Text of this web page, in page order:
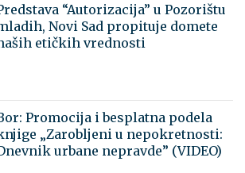
“Autorizacija” u Pozorištu
Novi Sad propituje domete
etičkih vrednosti
Promocija i besplatna podela
„Zarobljeni u nepokretnosti:
urbane nepravde” (VIDEO)